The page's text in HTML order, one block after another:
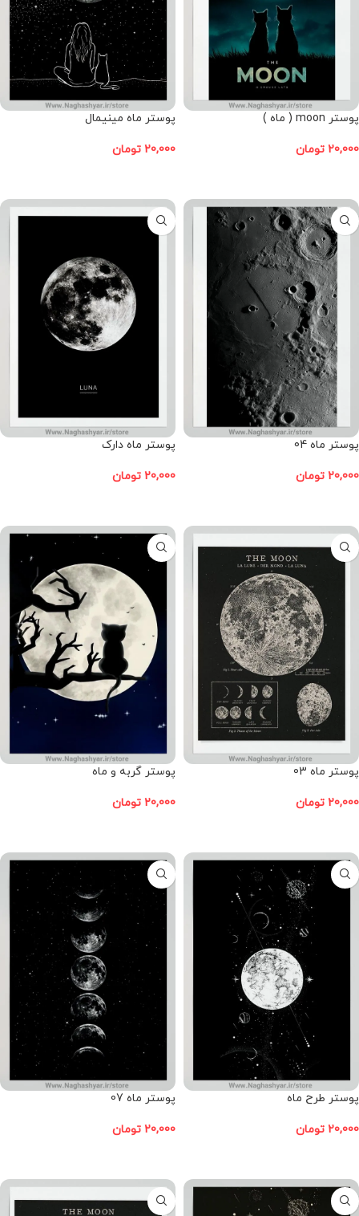
پوستر moon ( ماه )
20,000 تومان
پوستر ماه مینیمال
20,000 تومان
پوستر ماه 04
20,000 تومان
پوستر ماه دارک
20,000 تومان
پوستر ماه 03
20,000 تومان
پوستر گربه و ماه
20,000 تومان
پوستر طرح ماه
20,000 تومان
پوستر ماه 07
20,000 تومان